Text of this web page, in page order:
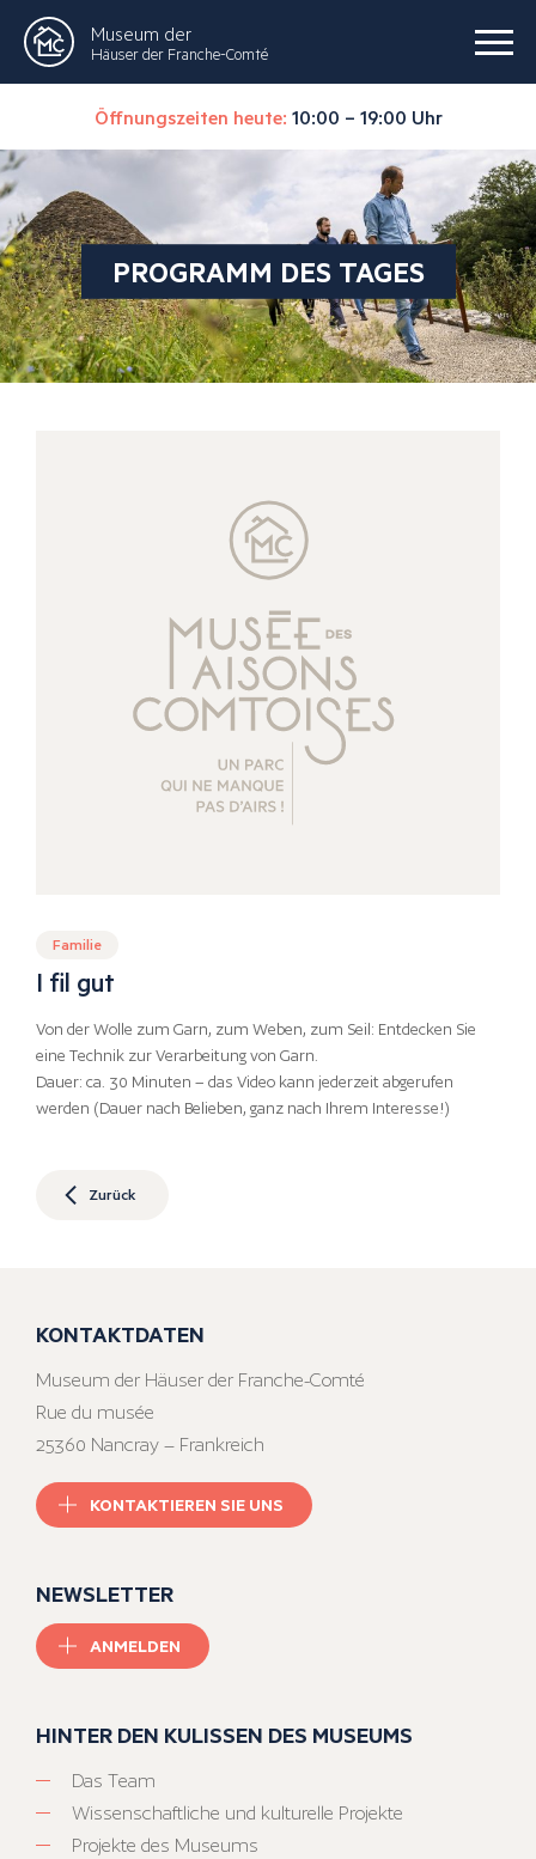
Museum der
Häuser der Franche-Comté
Öffnungszeiten heute: 10:00 – 19:00 Uhr
PROGRAMM DES TAGES
Familie
I fil gut
Von der Wolle zum Garn, zum Weben, zum Seil: Entdecken Sie
eine Technik zur Verarbeitung von Garn.
Dauer: ca. 30 Minuten – das Video kann jederzeit abgerufen
werden (Dauer nach Belieben, ganz nach Ihrem Interesse!)
Zurück
KONTAKTDATEN
Museum der Häuser der Franche-Comté
Rue du musée
25360 Nancray – Frankreich
KONTAKTIEREN SIE UNS
NEWSLETTER
ANMELDEN
HINTER DEN KULISSEN DES MUSEUMS
Das Team
Wissenschaftliche und kulturelle Projekte
Projekte des Museums